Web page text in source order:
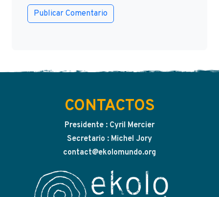
CONTACTOS
Presidente : Cyril Mercier
Secretario : Michel Jory
contact@ekolomundo.org